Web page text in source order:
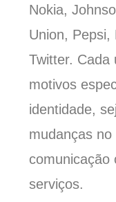
Nokia,
Union,
Twitter. Cada
motivos
identidade,
mudanças
comunicação
serviços.